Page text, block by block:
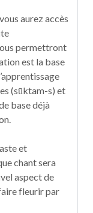
aurez accès
permettront
est la base
(sūktam-s) et
base déjà
et
chant sera
aspect de
fleurir par